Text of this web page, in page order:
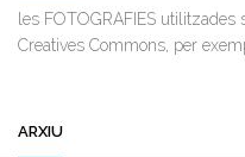
les FOTOGRAFIES
Creatives Commons, per
ARXIU